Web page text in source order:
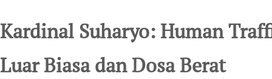
Kardinal Suharyo: Human
Luar Biasa dan Dosa Berat